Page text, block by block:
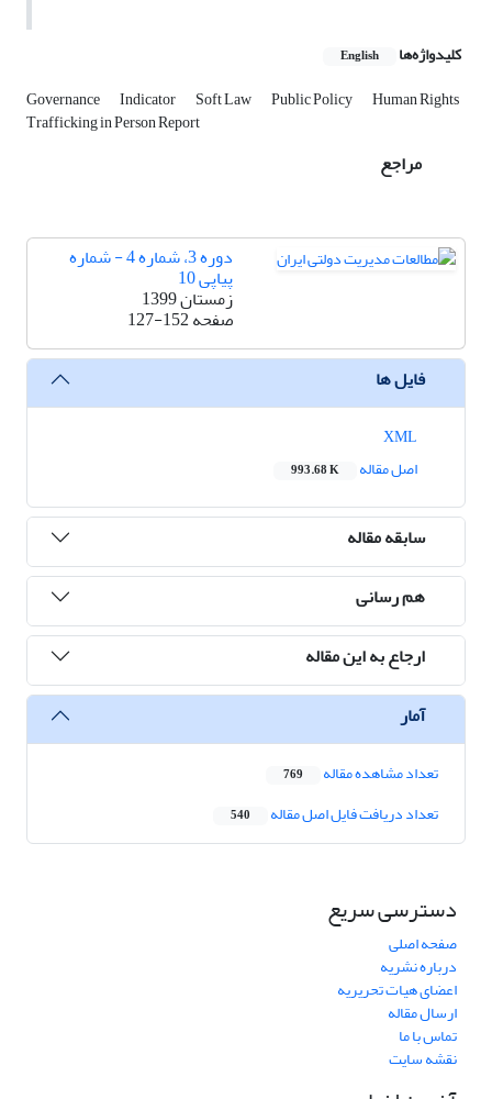
کلیدواژه‌ها English
Governance Indicator Soft Law Public Policy Human Rights
Trafficking in Person Report
مراجع
دوره 3، شماره 4 - شماره
پیاپی 10
زمستان 1399
صفحه127-152
فایل ها
اصل مقاله
993.68 K
سابقه مقاله
هم رسانی
ارجاع به این مقاله
آمار
تعداد مشاهده مقاله 769
تعداد دریافت فایل اصل مقاله 540
دسترسی سریع
صفحه اصلی
درباره نشریه
اعضای هیات تحریریه
ارسال مقاله
تماس با ما
نقشه سایت